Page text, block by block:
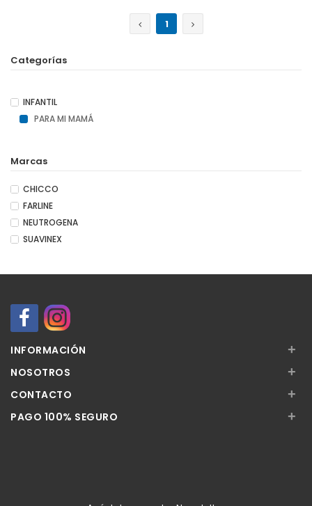
1
Categorías
INFANTIL
PARA MI MAMÁ
Marcas
CHICCO
FARLINE
NEUTROGENA
SUAVINEX
INFORMACIÓN +
NOSOTROS +
CONTACTO +
PAGO 100% SEGURO +